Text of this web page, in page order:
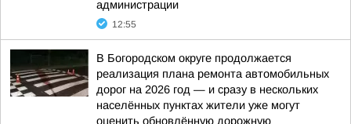
администрации
12:55
В Богородском округе продолжается
реализация плана ремонта автомобильных
дорог на 2026 год — и сразу в нескольких
населённых пунктах жители уже могут
оценить обновлённую дорожную